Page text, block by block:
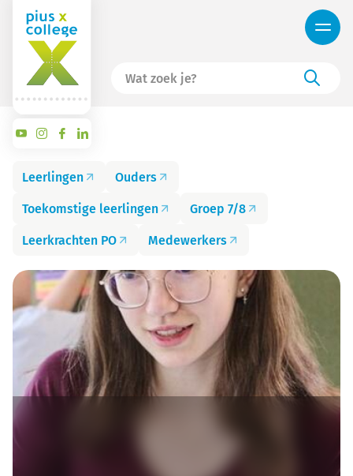
Leerlingen Ouders
Toekomstige leerlingen Groep 7/8
Leerkrachten PO Medewerkers